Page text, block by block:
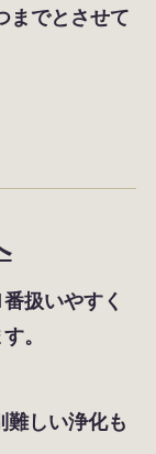
までとさせて
扱いやすく
。
しい浄化も